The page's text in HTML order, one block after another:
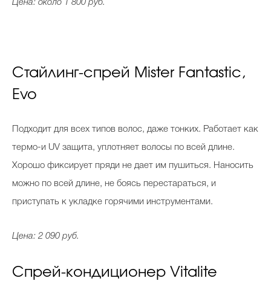
Цена: около 1 800 руб.
Стайлинг-спрей Mister Fantastic,
Evo
Подходит для всех типов волос, даже тонких. Работает как
термо-и UV защита, уплотняет волосы по всей длине.
Хорошо фиксирует пряди не дает им пушиться. Наносить
можно по всей длине, не боясь перестараться, и
приступать к укладке горячими инструментами.
Цена: 2 090 руб.
Спрей-кондиционер Vitalite